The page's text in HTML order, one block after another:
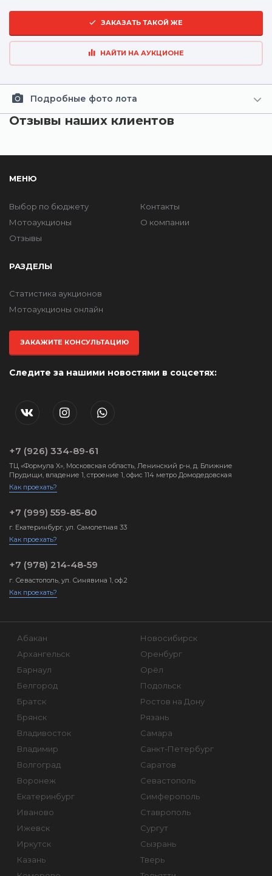
ЗАКАЗАТЬ ТАКОЙ ЖЕ
НАЙТИ НА АУКЦИОНЕ
Подробные фото лота
Отзывы наших клиентов
МЕНЮ
Выбор по бюджету
Мотоаукционы
Отзывы
Контакты
О компании
РАЗДЕЛЫ
Статистика аукционов
Мотоаукционы онлайн
ЗАКАЖИТЕ КОНСУЛЬТАЦИЮ
Следите за нашими новостями в соцсетях:
+7 (926) 334-89-61
ТЦ «Формула X», Московская область, Ленинский р-н, д. Ближние
Прудищи, владение 1, строение 1, офис 114 метро Домодедовская
Как проехать?
+7 (999) 559-85-80
г. Екатеринбург, ул. Самолетная 33
Как проехать?
+7 (978) 214-48-59
г. Севастополь, ул. Синявина 1, оф.2
Как проехать?
Абакан
Архангельск
Барнаул
Белгород
Братск
Брянск
Владивосток
Владимир
Волгоград
Воронеж
Екатеринбург
Иваново
Ижевск
Иркутск
Казань
Новосибирск
Оренбург
Орёл
Подольск
Ростов на Дону
Рязань
Самара
Санкт-Петербург
Саратов
Севастополь
Симферополь
Ставрополь
Сургут
Сызрань
Тверь